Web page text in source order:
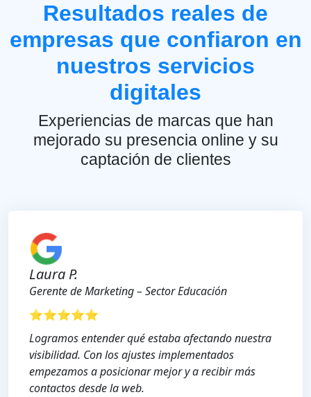
Resultados reales de
empresas que confiaron en
nuestros servicios
digitales
Experiencias de marcas que han
mejorado su presencia online y su
captación de clientes
Laura P.
Gerente de Marketing – Sector Educación
⭐⭐⭐⭐⭐
Logramos entender qué estaba afectando nuestra
visibilidad. Con los ajustes implementados
empezamos a posicionar mejor y a recibir más
contactos desde la web.